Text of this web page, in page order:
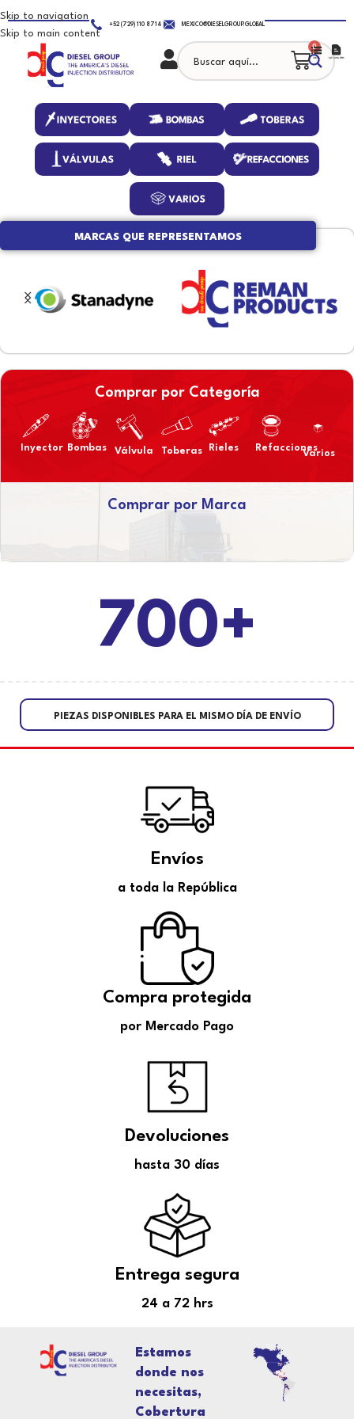
Skip to navigation
Skip to main content
+52 (729) 110 8714 MEXICO@DIESELGROUP.GLOBAL
0
MARCAS QUE REPRESENTAMOS
Comprar por Categoría
Inyector Bombas Válvula Toberas Rieles Refacciones
Varios
Comprar por Marca
700+
PIEZAS DISPONIBLES PARA EL MISMO DÍA DE ENVÍO
a toda la República
Envíos
por Mercado Pago
Compra protegida
hasta 30 días
Devoluciones
24 a 72 hrs
Entrega segura
Estamos
donde nos
necesitas,
Cobertura